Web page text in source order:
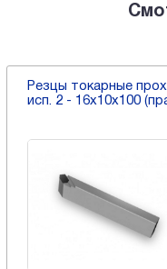
Резцы токарные
исп. 2 - 16х10х100